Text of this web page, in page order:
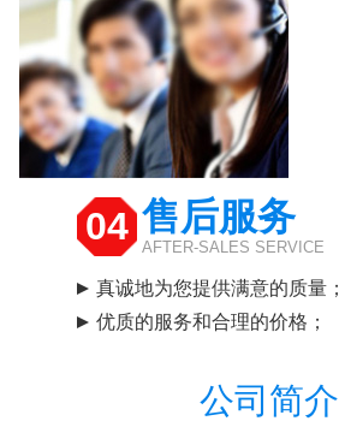
04 售后服务
AFTER-SALES SERVICE
真诚地为您提供满意的质量；
优质的服务和合理的价格；
公司简介